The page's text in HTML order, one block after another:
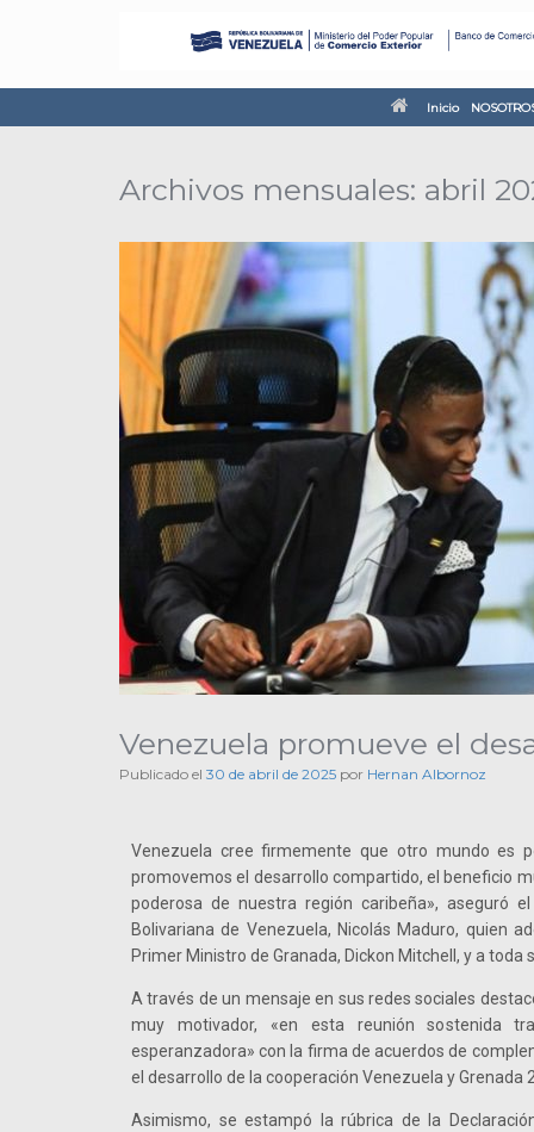
Inicio
Archivos mensuales: abril
Venezuela promueve el
Publicado el 30 de abril de 2025 por Hernan Albornoz
Venezuela cree firmemente que otro mundo es
promovemos el desarrollo compartido, el beneficio
poderosa de nuestra región caribeña», aseguró
Bolivariana de Venezuela, Nicolás Maduro, quien
Primer Ministro de Granada, Dickon Mitchell, y a toda
A través de un mensaje en sus redes sociales
muy motivador, «en esta reunión sostenida
esperanzadora» con la firma de acuerdos de
el desarrollo de la cooperación Venezuela y Grenada
Asimismo, se estampó la rúbrica de la